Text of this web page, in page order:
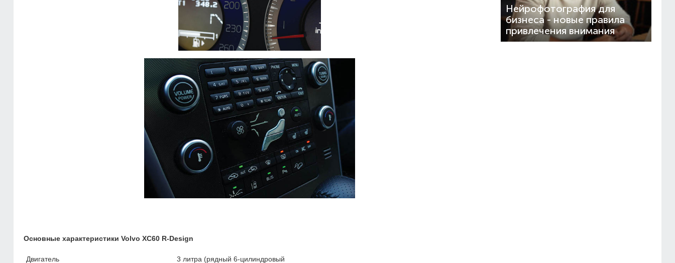
Основные характеристики Volvo XC60 R-Design
Двигатель 3 литра (рядный 6-цилиндровый
Нейрофотография для
бизнеса - новые правила
привлечения внимания